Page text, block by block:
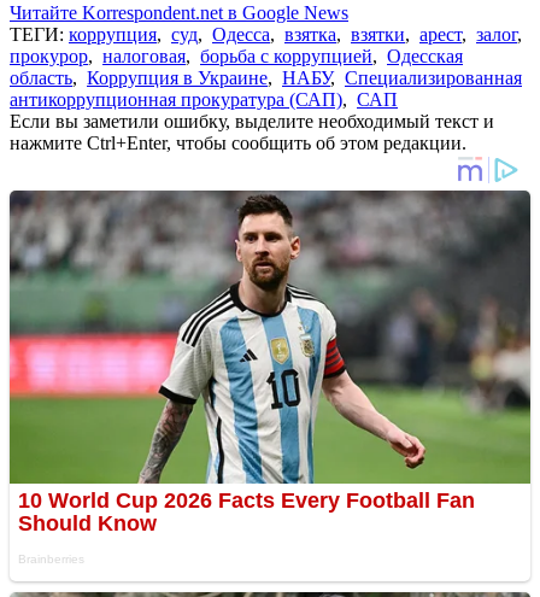
Читайте Korrespondent.net в Google News
ТЕГИ: коррупция, суд, Одесса, взятка, взятки, арест, залог,
прокурор, налоговая, борьба с коррупцией, Одесская
область, Коррупция в Украине, НАБУ, Специализированная
антикоррупционная прокуратура (САП), САП
Если вы заметили ошибку, выделите необходимый текст и
нажмите Ctrl+Enter, чтобы сообщить об этом редакции.